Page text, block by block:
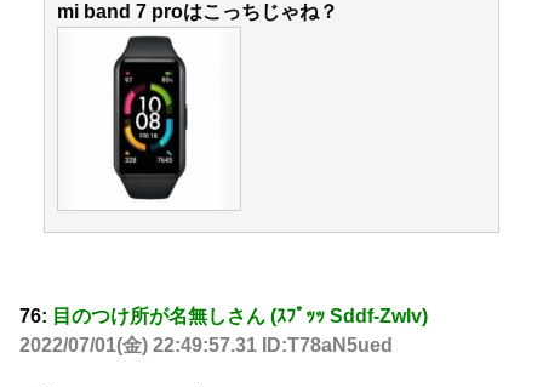
mi band 7 proはこっちじゃね？
76: 目のつけ所が名無しさん (ｽﾌﾟｯｯ Sddf-Zwlv)
2022/07/01(金) 22:49:57.31 ID:T78aN5ued